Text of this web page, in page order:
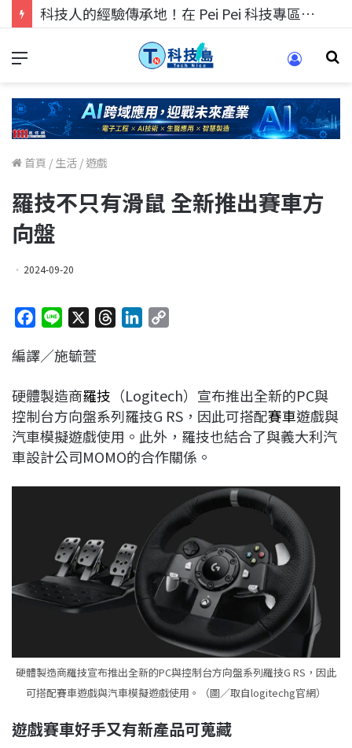
科技人找工作，就到TECH+ 科技專區!
首頁 / 生活 / 遊戲
羅技不只有滑鼠 全新推出賽車方
向盤
2024-09-20
c
b
o
o
k
n
a
d
s
e
d
I
n
L
i
n
k
編譯／施毓萱
硬體製造商羅技 （Logitech）宣布推出全新的PC與
控制台方向盤系列羅技G RS，因此可搭配賽車遊戲與
汽車模擬遊戲使用。此外，羅技也結合了與義大利汽
車設計公司MOMO的合作關係。
硬體製造商羅技宣布推出全新的PC與控制台方向盤系列羅技G RS，因此
可搭配賽車遊戲與汽車模擬遊戲使用。（圖／取自logitechg官網）
遊戲賽車好手又有新產品可蒐藏